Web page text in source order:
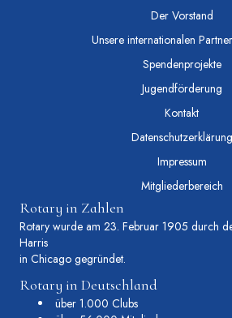
Der Vorstand
Unsere internationalen
Spendenprojekte
Jugendförderung
Kontakt
Datenschutzerklärung
Impressum
Mitgliederbereich
Rotary in Zahlen
Rotary wurde am 23. Februar 1905 durch
Harris
in Chicago gegründet.
Rotary in Deutschland
über 1.000 Clubs